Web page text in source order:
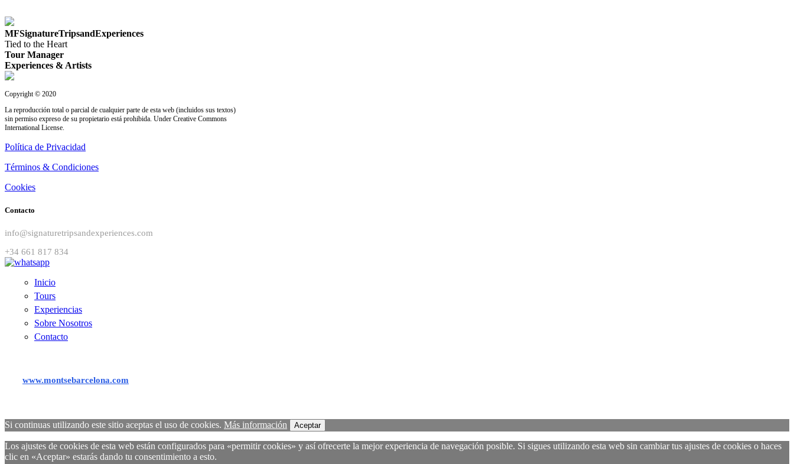
MFSignatureTripsandExperiences
Tied to the Heart
Tour Manager
Experiences & Artists
Copyright © 2020
La reproducción total o parcial de cualquier parte de esta web (incluidos sus textos)
sin permiso expreso de su propietario está prohibida. Under Creative Commons
International License.
Política de Privacidad
Términos & Condiciones
Cookies
Contacto
info@signaturetripsandexperiences.com
+34 661 817 834
Inicio
Tours
Experiencias
Sobre Nosotros
Contacto
www.montsebarcelona.com
Si continuas utilizando este sitio aceptas el uso de cookies. Más información Aceptar
Los ajustes de cookies de esta web están configurados para «permitir cookies» y así ofrecerte la mejor experiencia de navegación posible. Si sigues utilizando esta web sin cambiar tus ajustes de cookies o haces
clic en «Aceptar» estarás dando tu consentimiento a esto.